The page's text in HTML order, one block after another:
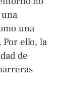
una
Por ello, la
de